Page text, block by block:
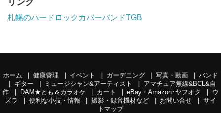
リンク
札幌のハードロックカバーバンドTGB
ホーム 健康管理 イベント ガーデニング 写真・動画
バンド
ギター
ミュージシャン&アーティスト
アマチュア無線&BCL&自
作
DAM★とも＆カラオケ カート eBay・Amazon･ヤフオク
ウ
ズラ
便利な小技・情報 撮影・録音機材など お問い合せ
サイ
トマップ